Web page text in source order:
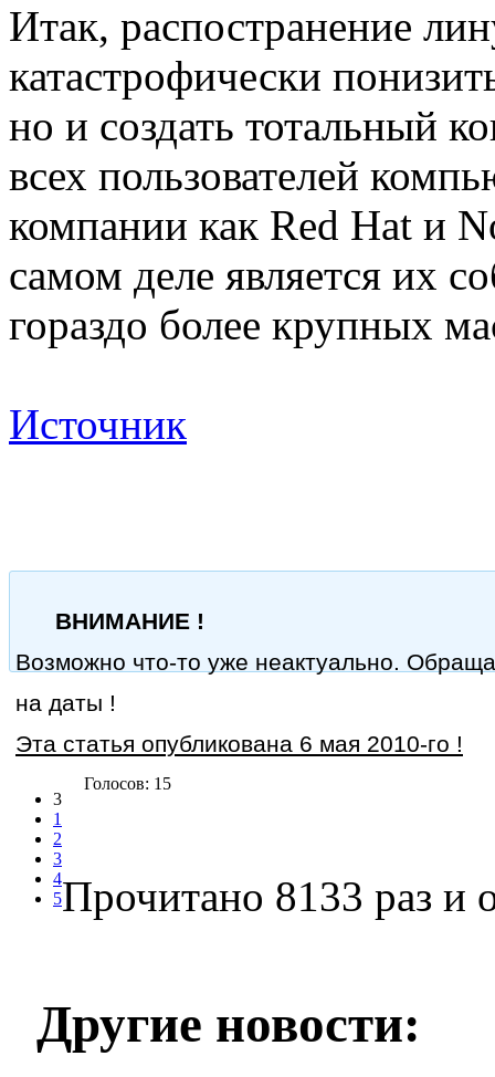
Итак, распостранение
катастрофически
но и создать тотальный
всех пользователей
компании как Red Hat и
самом деле является их
гораздо более крупных
Источник
ВНИМАНИЕ !
Возможно что-то уже неактуально.
на даты !
Эта статья опубликована 6 мая 2010-го !
3
1
2
3
4
5
Голосов: 15
Прочитано 8133 раз и
Другие новости: